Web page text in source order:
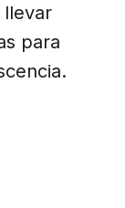
llevar
para